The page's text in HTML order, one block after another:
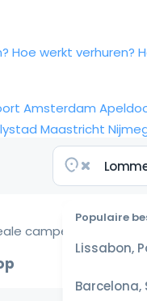
Hoe werkt verhuren?
Amsterdam
Maastricht
Populaire
Lissabon,
Barcelona,
camper voor je reis